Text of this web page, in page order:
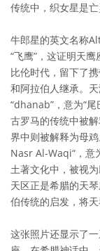
传统中，织女星是亡
牛郎星的英文名称
“飞鹰”，这证明天
比伦时代，留下了
和阿拉伯人继承。
“dhanab”，意为“
古罗马的传统中被
界中则被解释为母
Nasr Al-Waqi“，意
土著文化中，被视
天区正是希腊的天
伯传统的启发，将
这张照片还显示了